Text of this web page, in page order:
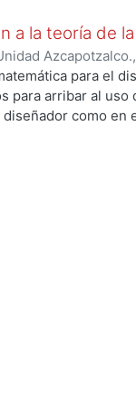
a la teoría de
Azcapotzalco.,
para el
para arribar al uso
como en